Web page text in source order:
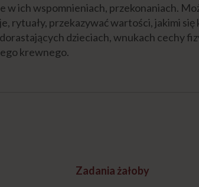
w ich wspomnieniach, przekonaniach.
rytuały, przekazywać wartości, jakimi się
dzieciach, wnukach cechy
krewnego.
Zadania żałoby